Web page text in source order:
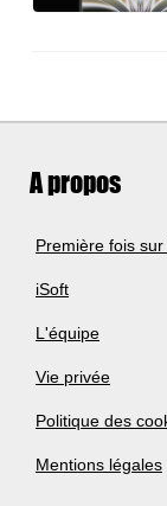
A propos
Première fois
iSoft
L'équipe
Vie privée
Politique des
Mentions légales